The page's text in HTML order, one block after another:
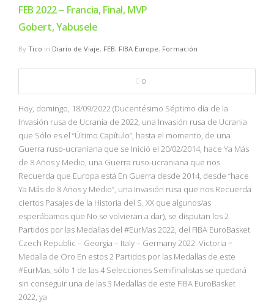
FEB 2022 – Francia, Final, MVP
Gobert, Yabusele
By Tico in Diario de Viaje, FEB, FIBA Europe, Formación
0
Hoy, domingo, 18/09/2022 (Ducentésimo Séptimo día de la
Invasión rusa de Ucrania de 2022, una Invasión rusa de Ucrania
que Sólo es el “Último Capítulo”, hasta el momento, de una
Guerra ruso-ucraniana que se Inició el 20/02/2014, hace Ya Más
de 8 Años y Medio, una Guerra ruso-ucraniana que nos
Recuerda que Europa está En Guerra desde 2014, desde “hace
Ya Más de 8 Años y Medio”, una Invasión rusa que nos Recuerda
ciertos Pasajes de la Historia del S. XX que algunos/as
esperábamos que No se volvieran a dar), se disputan los 2
Partidos por las Medallas del #EurMas 2022, del FIBA EuroBasket
Czech Republic – Georgia – Italy – Germany 2022. Victoria =
Medalla de Oro En estos 2 Partidos por las Medallas de este
#EurMas, sólo 1 de las 4 Selecciones Semifinalistas se quedará
sin conseguir una de las 3 Medallas de este FIBA EuroBasket
2022, ya